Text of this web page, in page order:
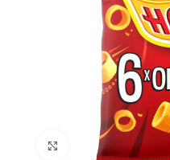
Klik om te vergroten